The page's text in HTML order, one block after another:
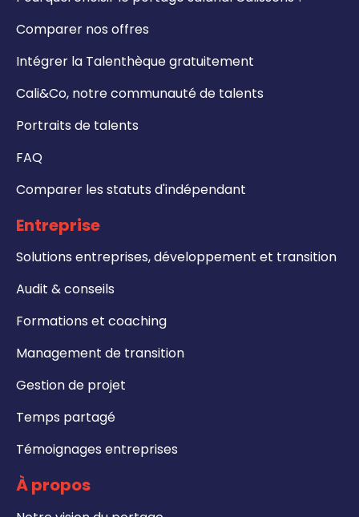
Comparer nos offres
Intégrer la Talenthèque gratuitement
Cali&Co, notre communauté de talents
Portraits de talents
FAQ
Comparer les statuts d'indépendant
Entreprise
Solutions entreprises, développement et transition
Audit & conseils
Formations et coaching
Management de transition
Gestion de projet
Temps partagé
Témoignages entreprises
À propos